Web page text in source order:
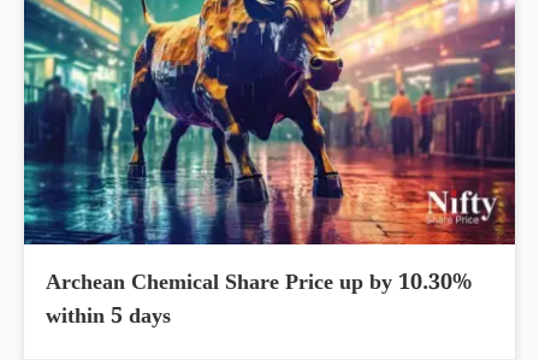
Archean Chemical Share Price up by 10.30%
within 5 days